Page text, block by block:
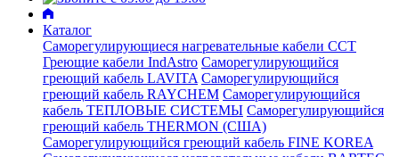
Каталог
Саморегулирующиеся нагревательные кабели ССТ
Греющие кабели IndAstro Саморегулирующийся
греющий кабель LAVITA Саморегулирующийся
греющий кабель RAYCHEM Саморегулирующийся
кабель ТЕПЛОВЫЕ СИСТЕМЫ Саморегулирующийся
греющий кабель THERMON (США)
Саморегулирующийся греющий кабель FINE KOREA